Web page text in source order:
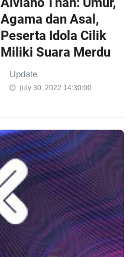
Agama dan Asal,
Peserta Idola Cilik
Miliki Suara Merdu
Update
{uly 30, 2022 14:30:00